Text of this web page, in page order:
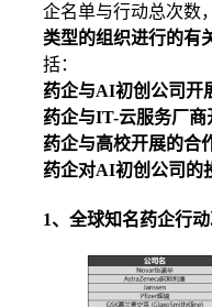
企名单与行动总次数
类型的组织进行的有
括：
药企与AI初创公司开
药企与IT-云服务厂商
药企与高校开展的合
药企对AI初创公司的
1、全球知名药企行